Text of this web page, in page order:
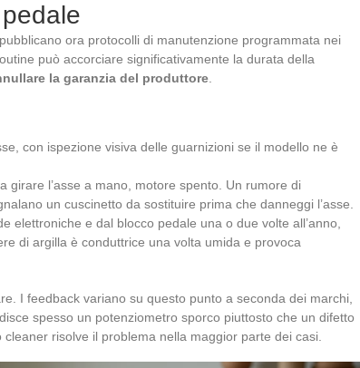
ora protocolli di manutenzione programmata nei
può accorciare significativamente la durata della
la garanzia del produttore.
con ispezione visiva delle guarnizioni se il modello ne è
girare l’asse a mano, motore spento. Un rumore di
un cuscinetto da sostituire prima che danneggi l’asse.
elettroniche e dal blocco pedale una o due volte all’anno,
di argilla è conduttrice una volta umida e provoca
I feedback variano su questo punto a seconda dei marchi,
spesso un potenziometro sporco piuttosto che un difetto
risolve il problema nella maggior parte dei casi.